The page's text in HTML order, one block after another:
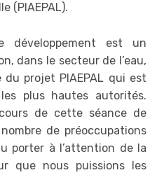
(PIAEPAL).
développement est un
dans le secteur de l’eau,
projet PIAEPAL qui est
plus hautes autorités.
de cette séance de
de préoccupations
porter à l’attention de la
que nous puissions les